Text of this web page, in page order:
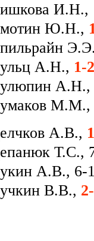
И.Н.,
Ю.Н.,
А.Н., 1-
А.Н.,
М.М.,
А.В.,
Т.С.,
А.В., 6-
В.В.,